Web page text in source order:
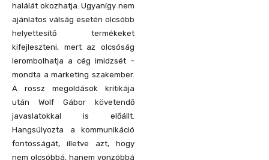
halálát okozhatja. Ugyanígy nem
ajánlatos válság esetén olcsóbb
helyettesítő termékeket
kifejleszteni, mert az olcsóság
lerombolhatja a cég imidzsét –
mondta a marketing szakember.
A rossz megoldások kritikája
után Wolf Gábor követendő
javaslatokkal is előállt.
Hangsúlyozta a kommunikáció
fontosságát, illetve azt, hogy
nem olcsóbbá, hanem vonzóbbá